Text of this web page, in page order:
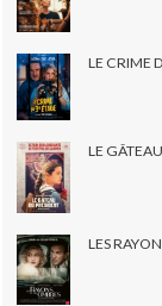
LE CRIME
LE
LES